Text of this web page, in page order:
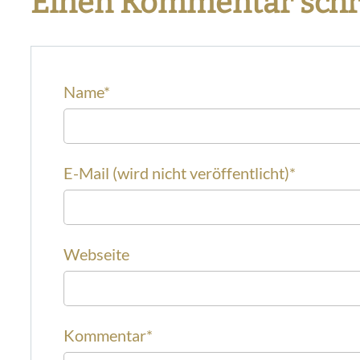
Name*
E-Mail (wird nicht veröffentlicht)*
Webseite
Kommentar*